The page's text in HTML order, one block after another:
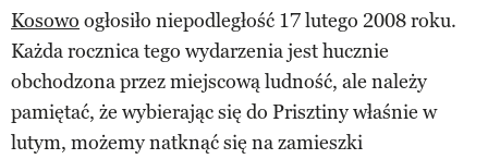
Kosowo ogłosiło niepodległość 17 lutego 2008 roku.
Każda rocznica tego wydarzenia jest hucznie
obchodzona przez miejscową ludność, ale należy
pamiętać, że wybierając się do Prisztiny właśnie w
lutym, możemy natknąć się na zamieszki